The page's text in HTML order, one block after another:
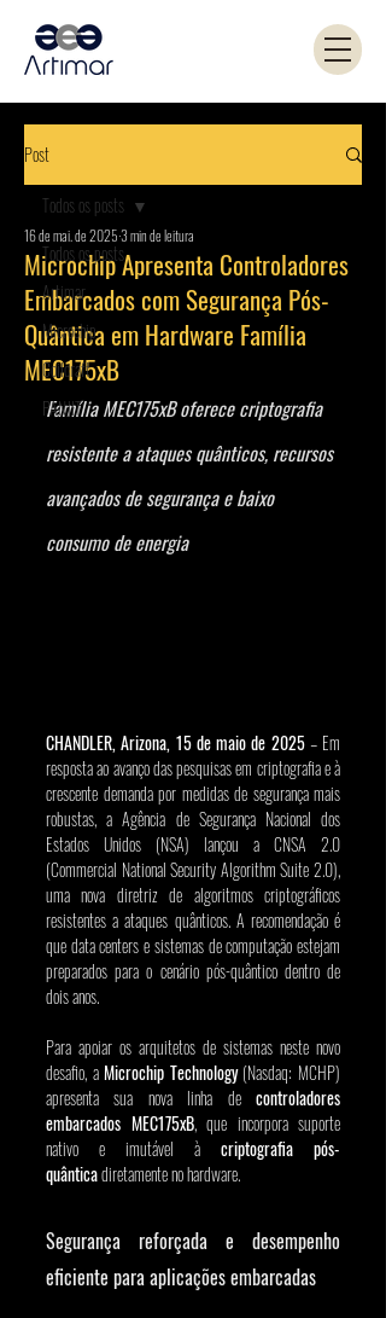
Post
Todos os posts
Artimar
Microchip
Coilcraft
PANJIT
Todos os posts
Microchip Apresenta Controladores
Embarcados com Segurança Pós-
Quântica em Hardware Família
MEC175xB
16 de mai. de 20253 min de leitura
Família MEC175xB oferece criptografia
resistente a ataques quânticos, recursos
avançados de segurança e baixo
consumo de energia
CHANDLER, Arizona, 15 de maio de 2025 – Em
resposta ao avanço das pesquisas em criptografia e à
crescente demanda por medidas de segurança mais
robustas, a Agência de Segurança Nacional dos
Estados Unidos (NSA) lançou a CNSA 2.0
(Commercial National Security Algorithm Suite 2.0),
uma nova diretriz de algoritmos criptográficos
resistentes a ataques quânticos. A recomendação é
que data centers e sistemas de computação estejam
preparados para o cenário pós-quântico dentro de
dois anos.
Para apoiar os arquitetos de sistemas neste novo
desafio, a Microchip Technology (Nasdaq: MCHP)
apresenta sua nova linha de controladores
embarcados MEC175xB, que incorpora suporte
nativo e imutável à criptografia pós-
quântica diretamente no hardware.
Segurança reforçada e desempenho
eficiente para aplicações embarcadas